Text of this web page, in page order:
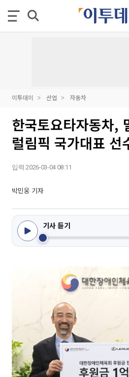
이투데이 산업 자동차
한국토요타자동차,
럴림픽 국가대표 선
입력 2026-03-04 08:11
박민웅 기자
기사 듣기